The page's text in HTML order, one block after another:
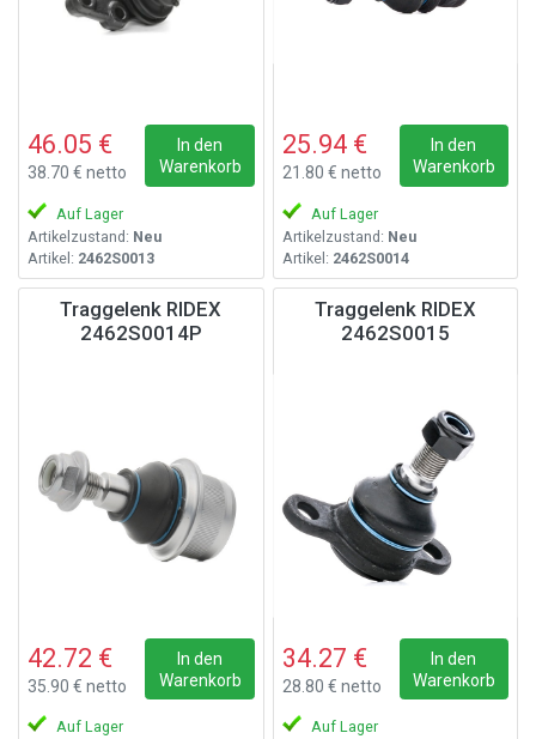
46.05 €
38.70 € netto
In den
Warenkorb
Auf Lager
Artikelzustand: Neu
Artikel: 2462S0013
25.94 €
21.80 € netto
In den
Warenkorb
Auf Lager
Artikelzustand: Neu
Artikel: 2462S0014
Traggelenk RIDEX
2462S0014P
42.72 €
35.90 € netto
In den
Warenkorb
Auf Lager
Traggelenk RIDEX
2462S0015
34.27 €
28.80 € netto
In den
Warenkorb
Auf Lager